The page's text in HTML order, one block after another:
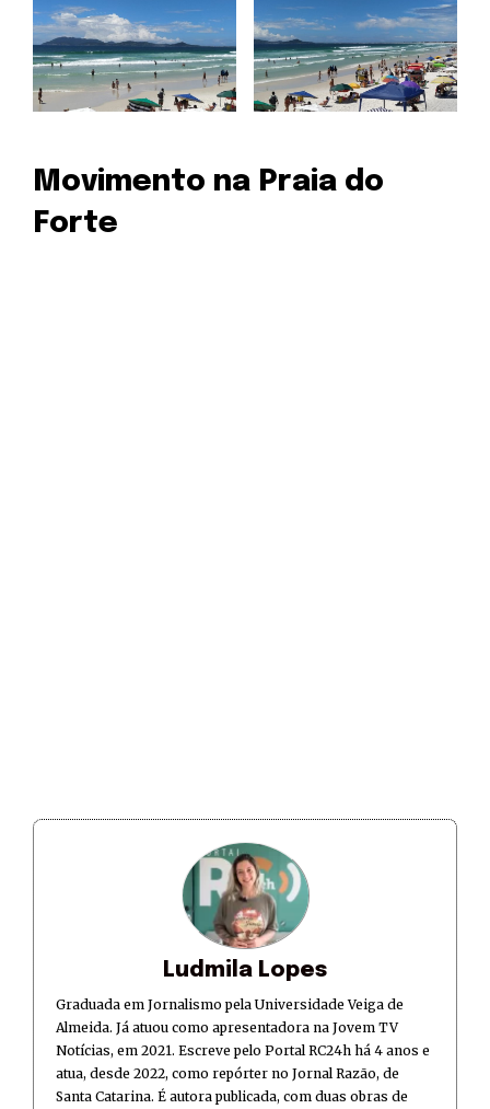
Movimento na Praia do
Forte
Ludmila Lopes
Graduada em Jornalismo pela Universidade Veiga de
Almeida. Já atuou como apresentadora na Jovem TV
Notícias, em 2021. Escreve pelo Portal RC24h há 4 anos e
atua, desde 2022, como repórter no Jornal Razão, de
Santa Catarina. É autora publicada, com duas obras de